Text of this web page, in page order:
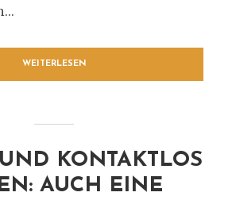
WEITERLESEN
KONTAKTLOS
AUCH EINE